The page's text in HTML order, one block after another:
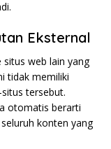
Eksternal
situs web lain yang
tidak memiliki
tersebut.
otomatis berarti
konten yang